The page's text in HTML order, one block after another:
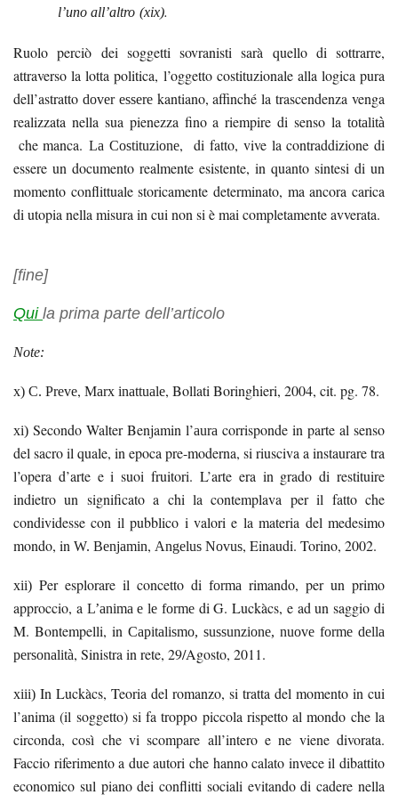
l’uno all’altro (xix).
Ruolo perciò dei soggetti sovranisti sarà quello di sottrarre,
attraverso la lotta politica, l’oggetto costituzionale alla logica pura
dell’astratto dover esserekantiano, affinché la trascendenza venga
realizzata nella sua pienezza fino a riempire di senso la totalità
che manca.La Costituzione, di fatto, vive la contraddizione di
essere un documento realmente esistente, in quanto sintesi di un
momento conflittuale storicamente determinato, ma ancora carica
di utopia nella misura in cui non si è mai completamente avverata.
[fine]
Qui la prima parte dell’articolo
Note:
x) C. Preve, Marx inattuale, Bollati Boringhieri, 2004, cit. pg. 78.
xi) Secondo Walter Benjamin l’aura corrisponde in parte al senso
del sacro il quale, in epoca pre-moderna, si riusciva a instaurare tra
l’opera d’arte e i suoi fruitori. L’arte era in grado di restituire
indietro un significato a chi la contemplava per il fatto che
condividesse con il pubblico i valori e la materia del medesimo
mondo, in W. Benjamin, Angelus Novus, Einaudi. Torino, 2002.
xii) Per esplorare il concetto di forma rimando, per un primo
approccio, a L’anima e le formedi G. Luckàcs, e ad un saggio di
M. Bontempelli, in Capitalismo, sussunzione, nuove forme della
personalità, Sinistra in rete, 29/Agosto, 2011.
xiii) In Luckàcs, Teoria del romanzo, si tratta del momento in cui
l’anima (il soggetto) si fa troppo piccola rispetto al mondo che la
circonda, così che vi scompare all’intero e ne viene divorata.
Faccio riferimento a due autori che hanno calato invece il dibattito
economico sul piano dei conflitti sociali evitando di cadere nella